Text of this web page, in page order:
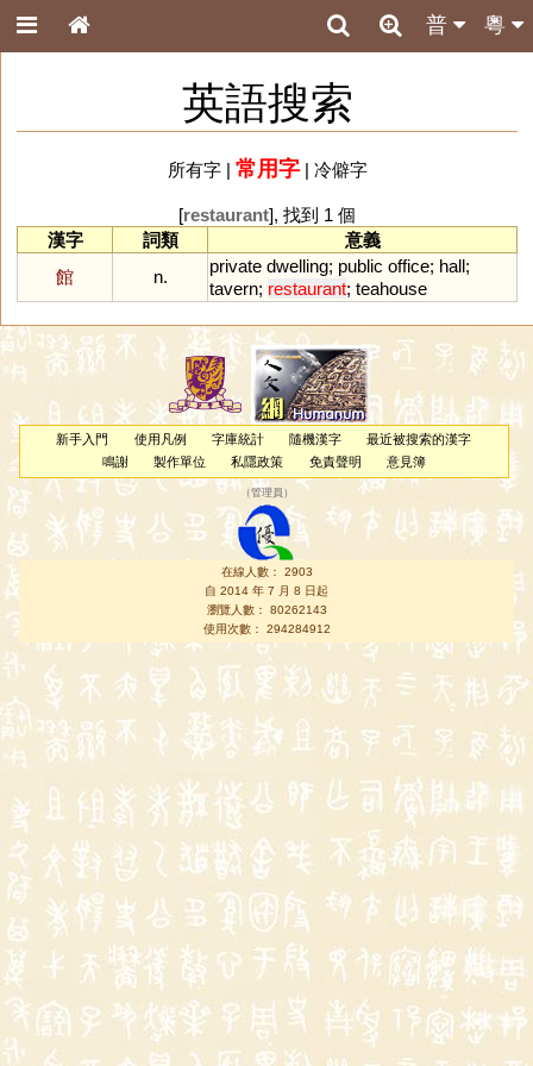
粵
普
英語搜索
所有字| 常用字| 冷僻字
[restaurant], 找到 1 個
漢字
詞類
意義
館
n.
private dwelling; public office; hall;
tavern; restaurant; teahouse
新手入門 使用凡例 字庫統計 隨機漢字
最近被搜索的漢字
鳴謝
製作單位 私隱政策 免責聲明 意見簿
（管理員 ）
在線人數： 2903
自 2014 年 7 月 8 日起
瀏覽人數： 80262143
使用次數： 294284912